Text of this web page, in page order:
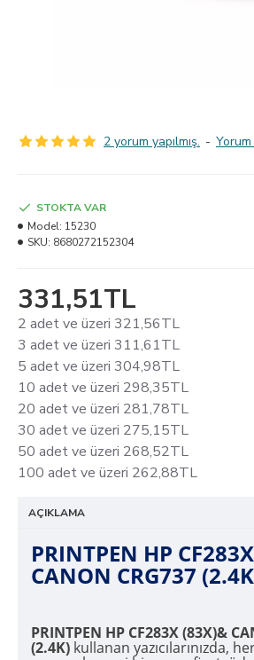
2 yorum yapılmış. - Yorum
331,51TL
2 adet ve üzeri 321,56TL
3 adet ve üzeri 311,61TL
5 adet ve üzeri 304,98TL
10 adet ve üzeri 298,35TL
20 adet ve üzeri 281,78TL
30 adet ve üzeri 275,15TL
50 adet ve üzeri 268,52TL
100 adet ve üzeri 262,88TL
STOKTA VAR
Model: 15230
SKU: 8680272152304
AÇIKLAMA
PRINTPEN HP
CANON CRG737
PRINTPEN HP CF283X (83X)&
(2.4K) kullanan yazıcılarınızda,